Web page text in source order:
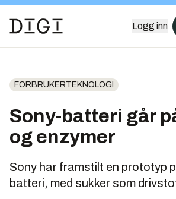
Logg inn
FORBRUKERTEKNOLOGI
Sony-batteri går
og enzymer
Sony har framstilt en prototyp
batteri, med sukker som